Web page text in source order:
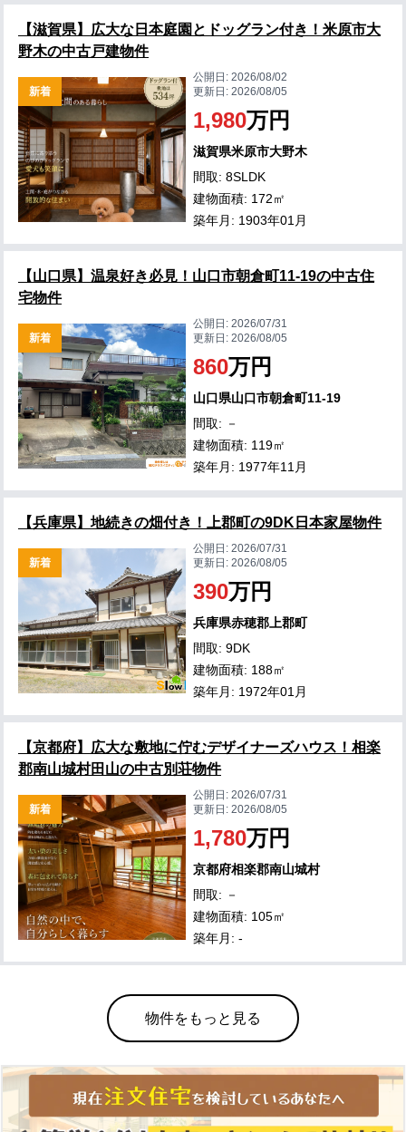
【滋賀県】広大な日本庭園とドッグラン付き！米原市大
野木の中古戸建物件
新着
公開日:2026/08/02
更新日:2026/08/05
1,980万円
滋賀県米原市大野木
間取: 8SLDK
建物面積: 172㎡
築年月: 1903年01月
【山口県】温泉好き必見！山口市朝倉町11-19の中古住
宅物件
新着
公開日:2026/07/31
更新日:2026/08/05
860万円
山口県山口市朝倉町11-19
間取: －
建物面積: 119㎡
築年月: 1977年11月
【兵庫県】地続きの畑付き！上郡町の9DK日本家屋物件
新着
公開日:2026/07/31
更新日:2026/08/05
390万円
兵庫県赤穂郡上郡町
間取: 9DK
建物面積: 188㎡
築年月: 1972年01月
【京都府】広大な敷地に佇むデザイナーズハウス！相楽
郡南山城村田山の中古別荘物件
新着
公開日:2026/07/31
更新日:2026/08/05
1,780万円
京都府相楽郡南山城村
間取: －
建物面積: 105㎡
築年月: -
物件をもっと見る